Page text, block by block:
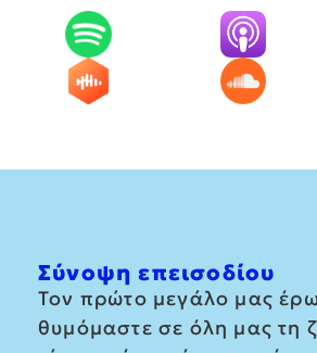
Σύνοψη επεισοδίου
Τον πρώτο μεγάλο μας
θυμόμαστε σε όλη μας τη